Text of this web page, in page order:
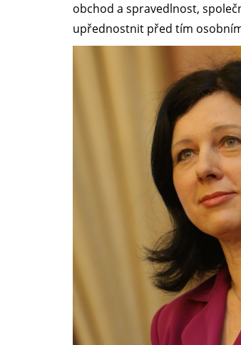
obchod a spravedlnost,
upřednostnit před tím